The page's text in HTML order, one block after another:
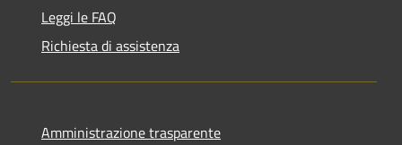
Leggi le FAQ
Richiesta di assistenza
Amministrazione trasparente